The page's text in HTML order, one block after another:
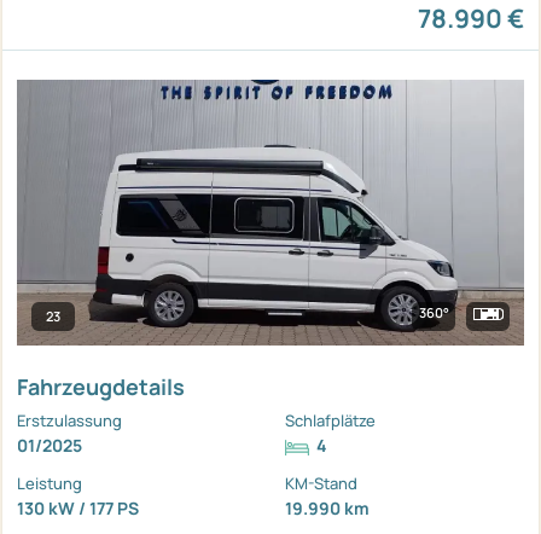
78.990 €
23 360°
Fahrzeugdetails
Erstzulassung
01/2025
Schlafplätze
4
Leistung
130 kW / 177 PS
KM-Stand
19.990 km